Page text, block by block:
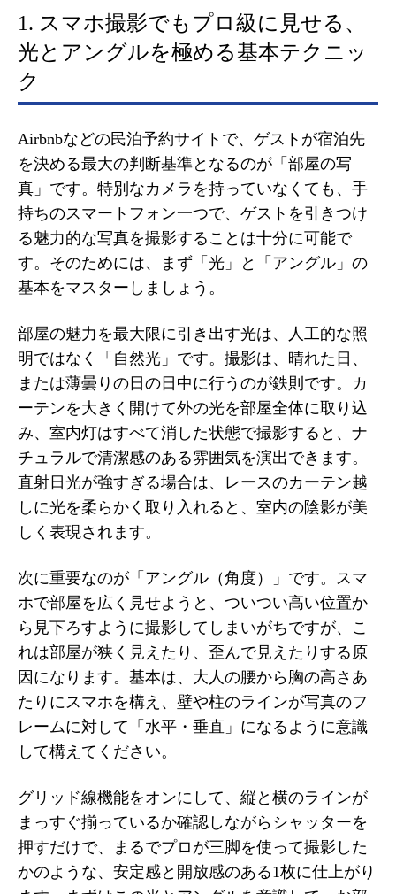
1. スマホ撮影でもプロ級に見せる、
光とアングルを極める基本テクニッ
ク
Airbnbなどの民泊予約サイトで、ゲストが宿泊先
を決める最大の判断基準となるのが「部屋の写
真」です。特別なカメラを持っていなくても、手
持ちのスマートフォン一つで、ゲストを引きつけ
る魅力的な写真を撮影することは十分に可能で
す。そのためには、まず「光」と「アングル」の
基本をマスターしましょう。
部屋の魅力を最大限に引き出す光は、人工的な照
明ではなく「自然光」です。撮影は、晴れた日、
または薄曇りの日の日中に行うのが鉄則です。カ
ーテンを大きく開けて外の光を部屋全体に取り込
み、室内灯はすべて消した状態で撮影すると、ナ
チュラルで清潔感のある雰囲気を演出できます。
直射日光が強すぎる場合は、レースのカーテン越
しに光を柔らかく取り入れると、室内の陰影が美
しく表現されます。
次に重要なのが「アングル（角度）」です。スマ
ホで部屋を広く見せようと、ついつい高い位置か
ら見下ろすように撮影してしまいがちですが、こ
れは部屋が狭く見えたり、歪んで見えたりする原
因になります。基本は、大人の腰から胸の高さあ
たりにスマホを構え、壁や柱のラインが写真のフ
レームに対して「水平・垂直」になるように意識
して構えてください。
グリッド線機能をオンにして、縦と横のラインが
まっすぐ揃っているか確認しながらシャッターを
押すだけで、まるでプロが三脚を使って撮影した
かのような、安定感と開放感のある1枚に仕上がり